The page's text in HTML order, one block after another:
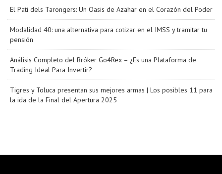
El Pati dels Tarongers: Un Oasis de Azahar en el Corazón del Poder
Modalidad 40: una alternativa para cotizar en el IMSS y tramitar tu
pensión
Análisis Completo del Bróker Go4Rex – ¿Es una Plataforma de
Trading Ideal Para Invertir?
Tigres y Toluca presentan sus mejores armas | Los posibles 11 para
la ida de la Final del Apertura 2025